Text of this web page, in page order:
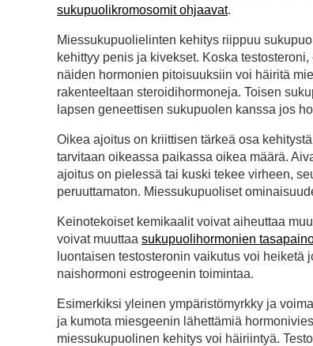
sukupuolikromosomit ohjaavat.
Miessukupuolielinten kehitys riippuu
kehittyy penis ja kivekset. Koska
näiden hormonien pitoisuuksiin voi häiritä
rakenteeltaan steroidihormoneja. Toisen
lapsen geneettisen sukupuolen kanssa jos
Oikea ajoitus on kriittisen tärkeä osa
tarvitaan oikeassa paikassa oikea määrä.
ajoitus on pielessä tai kuski tekee virheen,
peruuttamaton. Miessukupuoliset
Keinotekoiset kemikaalit voivat aiheuttaa
voivat muuttaa sukupuolihormonien
luontaisen testosteronin vaikutus voi
naishormoni estrogeenin toimintaa.
Esimerkiksi yleinen ympäristömyrkky ja
ja kumota miesgeenin lähettämiä
miessukupuolinen kehitys voi häiriintyä.